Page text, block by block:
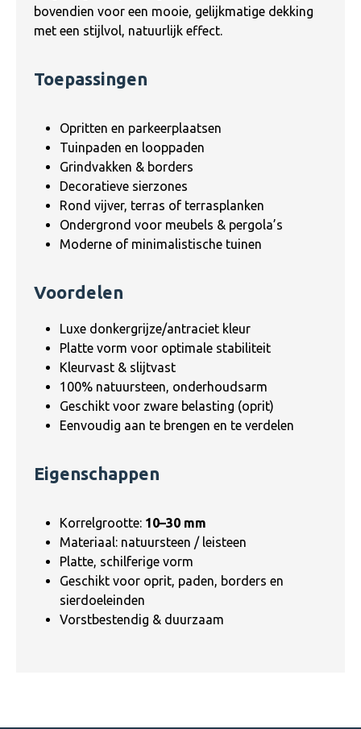
bovendien voor een mooie, gelijkmatige dekking
met een stijlvol, natuurlijk effect.
Toepassingen
Opritten en parkeerplaatsen
Tuinpaden en looppaden
Grindvakken & borders
Decoratieve sierzones
Rond vijver, terras of terrasplanken
Ondergrond voor meubels & pergola’s
Moderne of minimalistische tuinen
Voordelen
Luxe donkergrijze/antraciet kleur
Platte vorm voor optimale stabiliteit
Kleurvast & slijtvast
100% natuursteen, onderhoudsarm
Geschikt voor zware belasting (oprit)
Eenvoudig aan te brengen en te verdelen
Eigenschappen
Korrelgrootte: 10–30 mm
Materiaal: natuursteen / leisteen
Platte, schilferige vorm
Geschikt voor oprit, paden, borders en
sierdoeleinden
Vorstbestendig & duurzaam